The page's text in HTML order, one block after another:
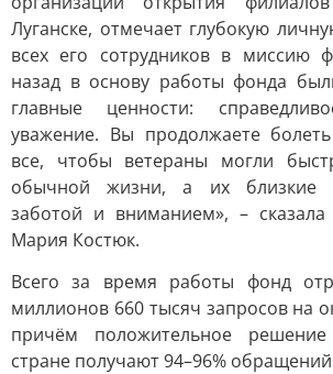
Луганске, отмечает глубокую
всех его сотрудников в миссию
назад в основу работы фонда
главные ценности:
уважение. Вы продолжаете
все, чтобы ветераны могли
обычной жизни, а их близкие
заботой и вниманием», –
Мария Костюк.
Всего за время работы фонд
миллионов 660 тысяч запросов на
причём положительное
стране получают 94–96%